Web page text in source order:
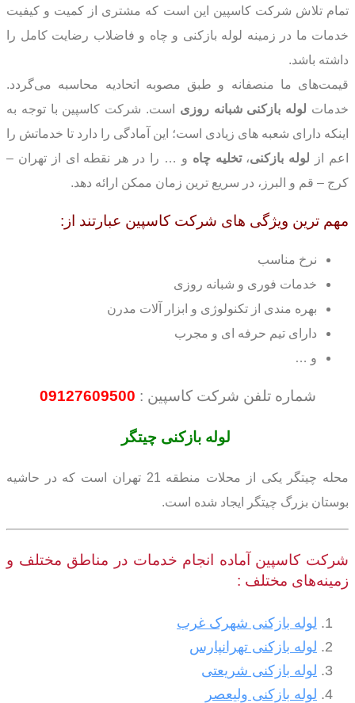
تمام تلاش شرکت کاسپین این است که مشتری از کمیت و کیفیت
خدمات ما در زمینه لوله بازکنی و چاه و فاضلاب رضایت کامل را
داشته باشد.
قیمت‌های ما منصفانه و طبق مصوبه اتحادیه محاسبه می‌گردد.
خدمات لوله بازکنی شبانه روزی است. شرکت کاسپین با توجه به
اینکه دارای شعبه های زیادی است؛ این آمادگی را دارد تا خدماتش را
اعم از لوله بازکنی،تخلیه چاه و … را در هر نقطه ای از تهران –
کرج – قم و البرز، در سریع ترین زمان ممکن ارائه دهد.
مهم ترین ویژگی های شرکت کاسپین عبارتند از:
نرخ مناسب
خدمات فوری و شبانه روزی
بهره مندی از تکنولوژی و ابزار آلات مدرن
دارای تیم حرفه ای و مجرب
و …
شماره تلفن شرکت کاسپین : 09127609500
لوله بازکنی چیتگر
محله چیتگر یکی از محلات منطقه 21 تهران است که در حاشیه
بوستان بزرگ چیتگر ایجاد شده است.
شرکت کاسپین آماده انجام خدمات در مناطق مختلف و
زمینه‌های مختلف :
لوله بازکنی شهرک غرب
لوله بازکنی تهرانپارس
لوله بازکنی شریعتی
لوله بازکنی ولیعصر